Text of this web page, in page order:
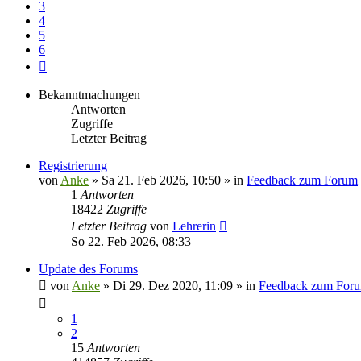
3
4
5
6
Bekanntmachungen
Antworten
Zugriffe
Letzter Beitrag
Registrierung
von Anke » Sa 21. Feb 2026, 10:50 » in Feedback zum Forum
1 Antworten
18422 Zugriffe
Letzter Beitrag von Lehrerin
So 22. Feb 2026, 08:33
Update des Forums
von Anke » Di 29. Dez 2020, 11:09 » in Feedback zum
1
2
15 Antworten